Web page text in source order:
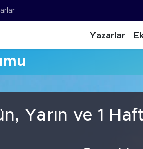
Yazarlar
Yarın ve 1